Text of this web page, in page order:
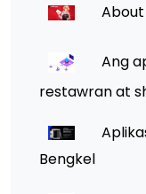
Ang
restawran at
Bengkel